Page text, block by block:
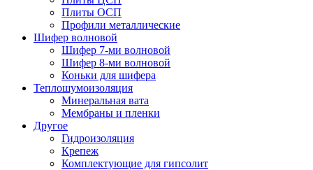
Плиты ОСП
Профили металлические
Шифер волновой
Шифер 7-ми волновой
Шифер 8-ми волновой
Коньки для шифера
Теплошумоизоляция
Минеральная вата
Мембраны и пленки
Другое
Гидроизоляция
Крепеж
Комплектующие для гипсолит